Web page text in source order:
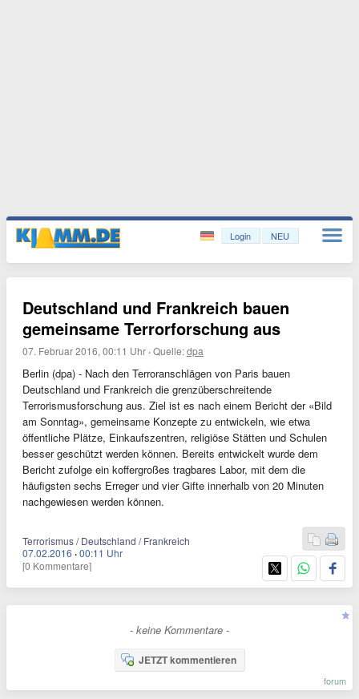
Login NEU
Deutschland und Frankreich bauen
gemeinsame Terrorforschung aus
07. Februar 2016, 00:11 Uhr ·Quelle:dpa
Berlin (dpa) - Nach den Terroranschlägen von Paris bauen
Deutschland und Frankreich die grenzüberschreitende
Terrorismusforschung aus. Ziel ist es nach einem Bericht der «Bild
am Sonntag», gemeinsame Konzepte zu entwickeln, wie etwa
öffentliche Plätze, Einkaufszentren, religiöse Stätten und Schulen
besser geschützt werden können. Bereits entwickelt wurde dem
Bericht zufolge ein koffergroßes tragbares Labor, mit dem die
häufigsten sechs Erreger und vier Gifte innerhalb von 20 Minuten
nachgewiesen werden können.
Terrorismus / Deutschland / Frankreich
07.02.2016 ·00:11 Uhr
[0 Kommentare]
- keine Kommentare -
JETZT kommentieren
forum